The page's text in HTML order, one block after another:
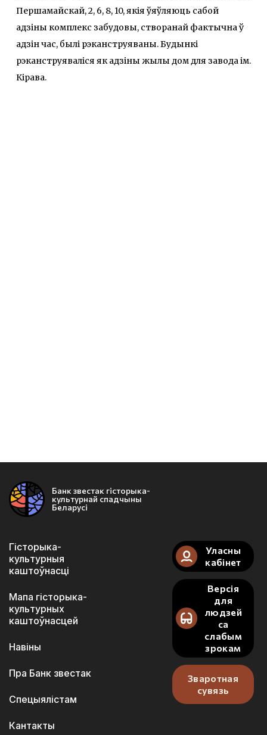
Першамайскай, 2, 6, 8, 10, якія ўяўляюць сабой
адзіны комплекс забудовы, створанай фактычна ў
адзін час, былі рэканструяваны. Будынкі
рэканструяваліся як адзіны жылы дом для завода ім.
Кірава.
Банк звестак гісторыка-
культурнай спадчыны
Беларусі
Гісторыка-
культурныя
каштоўнасці
Мапа гісторыка-
культурных
каштоўнасцей
Навіны
Пра Банк звестак
Спецыялістам
Кантакты
Уласны
кабінет
Версія
для
людзей
са
слабым
зрокам
Зваротная
сувязь